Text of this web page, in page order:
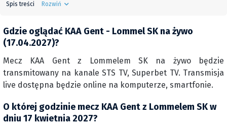
Spis treści Rozwiń
Gdzie oglądać KAA Gent - Lommel SK na żywo
(17.04.2027)?
Mecz KAA Gent z Lommelem SK na żywo będzie
transmitowany na kanale STS TV, Superbet TV. Transmisja
live dostępna będzie online na komputerze, smartfonie.
O której godzinie mecz KAA Gent z Lommelem SK w
dniu 17 kwietnia 2027?